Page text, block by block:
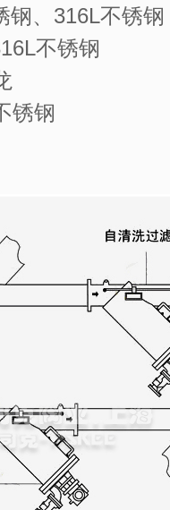
、316L不锈钢
不锈钢
锈钢